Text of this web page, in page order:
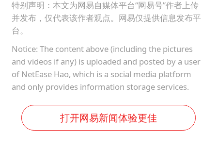
特别声明：本文为网易自媒体平台“网易号”作者上传
并发布，仅代表该作者观点。网易仅提供信息发布平
台。
Notice: The content above (including the pictures
and videos if any) is uploaded and posted by a user
of NetEase Hao, which is a social media platform
and only provides information storage services.
打开网易新闻体验更佳